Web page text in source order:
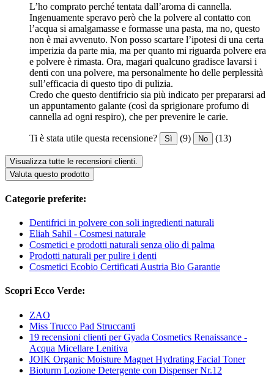
L’ho comprato perché tentata dall’aroma di cannella.
Ingenuamente speravo però che la polvere al contatto con
l’acqua si amalgamasse e formasse una pasta, ma no, questo
non è mai avvenuto. Non posso scartare l’ipotesi di una certa
imperizia da parte mia, ma per quanto mi riguarda polvere era
e polvere è rimasta. Ora, magari qualcuno gradisce lavarsi i
denti con una polvere, ma personalmente ho delle perplessità
sull’efficacia di questo tipo di pulizia.
Credo che questo dentifricio sia più indicato per prepararsi ad
un appuntamento galante (così da sprigionare profumo di
cannella ad ogni respiro), che per prevenire le carie.
Ti è stata utile questa recensione? Sì (9) No (13)
Visualizza tutte le recensioni clienti.
Valuta questo prodotto
Categorie preferite:
Dentifrici in polvere con soli ingredienti naturali
Eliah Sahil - Cosmesi naturale
Cosmetici e prodotti naturali senza olio di palma
Prodotti naturali per pulire i denti
Cosmetici Ecobio Certificati Austria Bio Garantie
Scopri Ecco Verde:
ZAO
Miss Trucco Pad Struccanti
19 recensioni clienti per Gyada Cosmetics Renaissance -
Acqua Micellare Lenitiva
JOIK Organic Moisture Magnet Hydrating Facial Toner
Bioturm Lozione Detergente con Dispenser Nr.12